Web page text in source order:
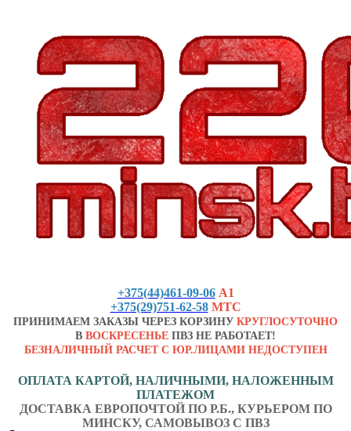
+375(44)461-09-06 А1
+375(29)751-62-58 МТС
ПРИНИМАЕМ ЗАКАЗЫ ЧЕРЕЗ КОРЗИНУ КРУГЛОСУТОЧНО
В ВОСКРЕСЕНЬЕ ПВЗ НЕ РАБОТАЕТ!
БЕЗНАЛИЧНЫЙ РАСЧЕТ С ЮР.ЛИЦАМИ НЕДОСТУПЕН
ОПЛАТА КАРТОЙ, НАЛИЧНЫМИ, НАЛОЖЕННЫМ
ПЛАТЕЖОМ
ДОСТАВКА ЕВРОПОЧТОЙ ПО Р.Б., КУРЬЕРОМ ПО
МИНСКУ, САМОВЫВОЗ С ПВЗ